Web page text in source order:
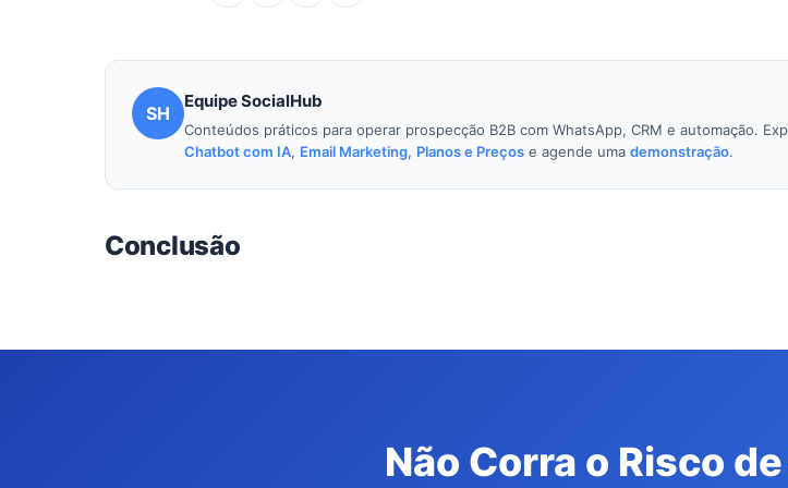
SH
Equipe SocialHub
Conteúdos práticos para operar prospecção B2B com WhatsApp, CRM e automação.
Chatbot com IA, Email Marketing, Planos e Preços e agende uma demonstração.
Conclusão
Não Corra o Risco